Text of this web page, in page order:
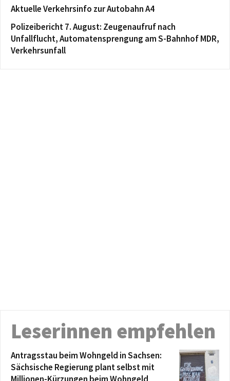
Aktuelle Verkehrsinfo zur Autobahn A4
Polizeibericht 7. August: Zeugenaufruf nach
Unfallflucht, Automatensprengung am S-Bahnhof MDR,
Verkehrsunfall
Leserinnen empfehlen
Antragsstau beim Wohngeld in Sachsen:
Sächsische Regierung plant selbst mit